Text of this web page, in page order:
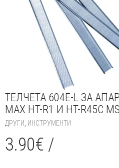
ТЕЛЧЕТА 604E-L ЗА
MAX HT-R1 И HT-R45C
ДРУГИ, ИНСТРУМЕНТИ
3.90€ /